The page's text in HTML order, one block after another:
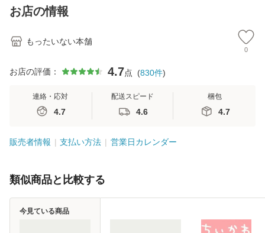
恵 藤本幸三 / 南江
堂 [単行
お店の情報
もったいない本舗
0
お店の評価： 4.7点 (830件)
連絡・応対
4.7
配送スピード
4.6
梱包
4.7
販売者情報 支払い方法 営業日カレンダー
類似商品と比較する
今見ている商品